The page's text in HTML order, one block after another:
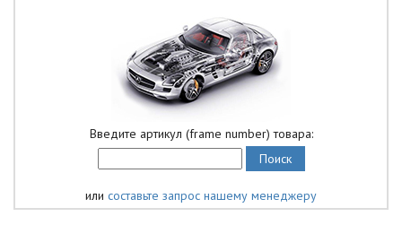
Введите артикул (frame number) товара:
или составьте запрос нашему менеджеру